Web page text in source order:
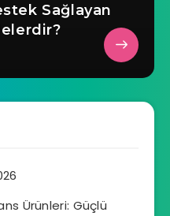
Sağlayan
Ürünleri: Güçlü